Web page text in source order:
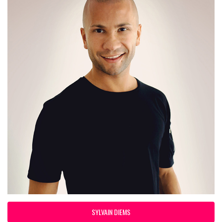
SYLVAIN DIEMS